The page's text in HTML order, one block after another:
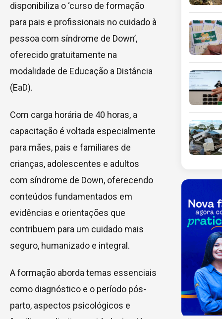
disponibiliza o ‘curso de formação
para pais e profissionais no cuidado à
pessoa com síndrome de Down’,
oferecido gratuitamente na
modalidade de Educação a Distância
(EaD).
Com carga horária de 40 horas, a
capacitação é voltada especialmente
para mães, pais e familiares de
crianças, adolescentes e adultos
com síndrome de Down, oferecendo
conteúdos fundamentados em
evidências e orientações que
contribuem para um cuidado mais
seguro, humanizado e integral.
A formação aborda temas essenciais
como diagnóstico e o período pós-
parto, aspectos psicológicos e